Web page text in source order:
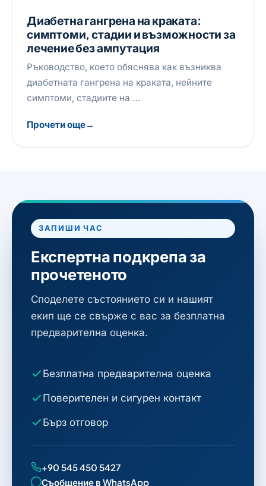
Диабетна гангрена на краката:
симптоми, стадии и възможности за
лечение без ампутация
Ръководство, което обяснява как възниква
диабетната гангрена на краката, нейните
симптоми, стадиите на …
Прочети още
ЗАПИШИ ЧАС
Експертна подкрепа за
прочетеното
Споделете състоянието си и нашият
екип ще се свърже с вас за безплатна
предварителна оценка.
Безплатна предварителна оценка
Поверителен и сигурен контакт
Бърз отговор
+90 545 450 5427
Съобщение в WhatsApp